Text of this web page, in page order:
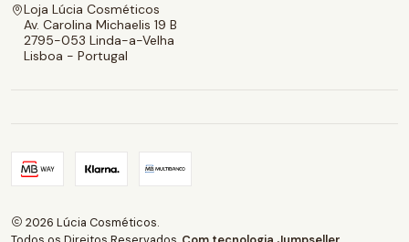
Loja Lúcia Cosméticos
Av. Carolina Michaelis 19 B
2795-053 Linda-a-Velha
Lisboa - Portugal
2026 Lúcia Cosméticos.